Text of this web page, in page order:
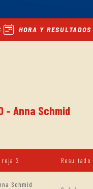
HORA Y RESULTADOS
- Anna Schmid
2 Resultado
Schmid